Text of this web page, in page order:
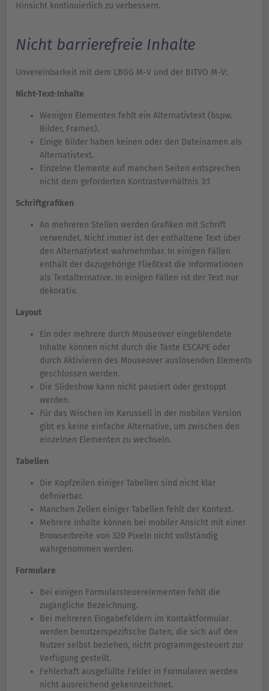
Hinsicht kontinuierlich zu verbessern.
Nicht barrierefreie Inhalte
Unvereinbarkeit mit dem LBGG M-V und der BITVO M-V:
Nicht-Text-Inhalte
Wenigen Elementen fehlt ein Alternativtext (bspw.
Bilder, Frames).
Einige Bilder haben keinen oder den Dateinamen als
Alternativtext.
Einzelne Elemente auf manchen Seiten entsprechen
nicht dem geforderten Kontrastverhältnis 3:1
Schriftgrafiken
An mehreren Stellen werden Grafiken mit Schrift
verwendet. Nicht immer ist der enthaltene Text über
den Alternativtext wahrnehmbar. In einigen Fällen
enthält der dazugehörige Fließtext die Informationen
als Textalternative. In einigen Fällen ist der Text nur
dekorativ.
Layout
Ein oder mehrere durch Mouseover eingeblendete
Inhalte können nicht durch die Taste ESCAPE oder
durch Aktivieren des Mouseover auslösenden Elements
geschlossen werden.
Die Slideshow kann nicht pausiert oder gestoppt
werden.
Für das Wischen im Karussell in der mobilen Version
gibt es keine einfache Alternative, um zwischen den
einzelnen Elementen zu wechseln.
Tabellen
Die Kopfzeilen einiger Tabellen sind nicht klar
definierbar.
Manchen Zellen einiger Tabellen fehlt der Kontext.
Mehrere Inhalte können bei mobiler Ansicht mit einer
Browserbreite von 320 Pixeln nicht vollständig
wahrgenommen werden.
Formulare
Bei einigen Formularsteuerelementen fehlt die
zugängliche Bezeichnung.
Bei mehreren Eingabefeldern im Kontaktformular
werden benutzerspezifische Daten, die sich auf den
Nutzer selbst beziehen, nicht programmgesteuert zur
Verfügung gestellt.
Fehlerhaft ausgefüllte Felder in Formularen werden
nicht ausreichend gekennzeichnet.